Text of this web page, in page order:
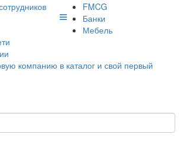
FMCG
Банки
Мебель
компанию в каталог и свой первый